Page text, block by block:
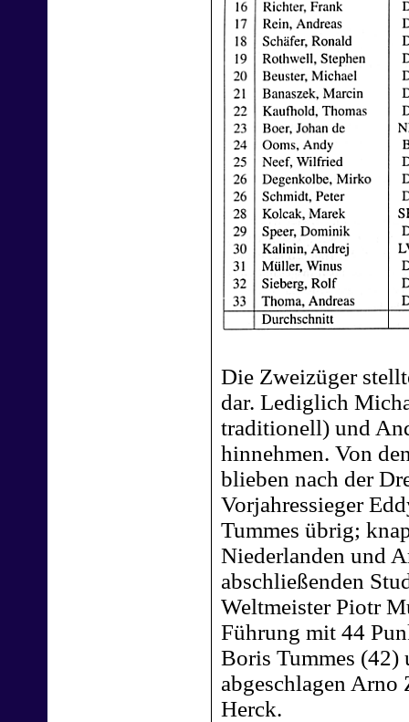
Die Zweizüger
dar. Lediglich
traditionell) und
hinnehmen. Von
blieben nach der
Vorjahressieger
Tummes übrig;
Niederlanden und
abschließenden
Weltmeister Piotr
Führung mit 44
Boris Tummes (42)
abgeschlagen
Herck.